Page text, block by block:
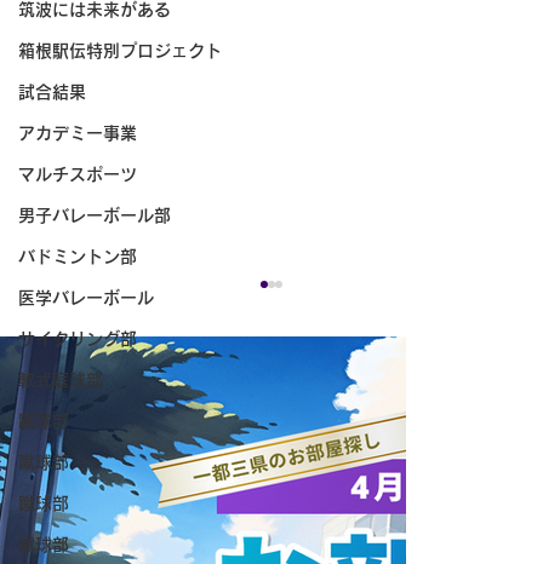
筑波には未来がある
箱根駅伝特別プロジェクト
試合結果
アカデミー事業
マルチスポーツ
男子バレーボール部
バドミントン部
医学バレーボール
サイクリング部
軟式庭球部
蹴球部
蹴球部
蹴球部
蹴球部